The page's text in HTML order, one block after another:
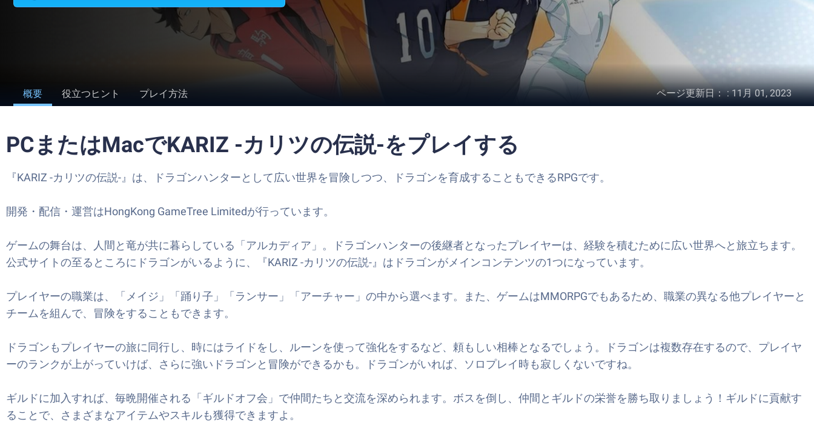
概要 役立つヒント プレイ方法 ページ更新日：:11月 01, 2023
PCまたはMacでKARIZ -カリツの伝説-をプレイする
『KARIZ -カリツの伝説-』は、ドラゴンハンターとして広い世界を冒険しつつ、ドラゴンを育成することもできるRPGです。
開発・配信・運営はHongKong GameTree Limitedが行っています。
ゲームの舞台は、人間と竜が共に暮らしている「アルカディア」。ドラゴンハンターの後継者となったプレイヤーは、経験を積むために広い世界へと旅立ちます。
公式サイトの至るところにドラゴンがいるように、『KARIZ -カリツの伝説-』はドラゴンがメインコンテンツの1つになっています。
プレイヤーの職業は、「メイジ」「踊り子」「ランサー」「アーチャー」の中から選べます。また、ゲームはMMORPGでもあるため、職業の異なる他プレイヤーと
チームを組んで、冒険をすることもできます。
ドラゴンもプレイヤーの旅に同行し、時にはライドをし、ルーンを使って強化をするなど、頼もしい相棒となるでしょう。ドラゴンは複数存在するので、プレイヤ
ーのランクが上がっていけば、さらに強いドラゴンと冒険ができるかも。ドラゴンがいれば、ソロプレイ時も寂しくないですね。
ギルドに加入すれば、毎晩開催される「ギルドオフ会」で仲間たちと交流を深められます。ボスを倒し、仲間とギルドの栄誉を勝ち取りましょう！ギルドに貢献す
ることで、さまざまなアイテムやスキルも獲得できますよ。